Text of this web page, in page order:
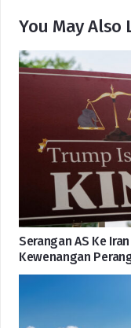
You May Also
Serangan AS Ke
Kewenangan